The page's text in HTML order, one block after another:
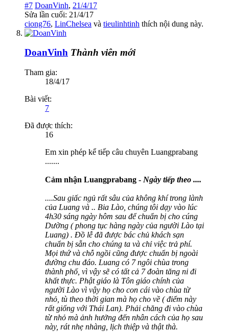
#7 DoanVinh, 21/4/17
Sửa lần cuối: 21/4/17
ciong76, LinChelsea và tieulinhtinh thích nội dung này.
DoanVinh Thành viên mới
Tham gia:
18/4/17
Bài viết:
7
Đã được thích:
16
Em xin phép kể tiếp câu chuyên Luangprabang
.......
Cảm nhận Luangprabang - Ngày tiếp theo ....
....Sau giấc ngủ rất sâu của không khí trong lành
của Luang và .. Bia Lào, chúng tôi dạy vào lúc
4h30 sáng ngày hôm sau để chuẩn bị cho cúng
Dường ( phong tục hàng ngày của người Lào tại
Luang) . Đồ lễ đã được bác chủ khách sạn
chuẩn bị sẵn cho chúng ta và chỉ việc trả phí.
Mọi thứ và chỗ ngồi cũng được chuẩn bị ngoài
đường chu đáo. Luang có 7 ngôi chùa trong
thành phố, vì vậy sẽ có tất cả 7 đoàn tăng ni đi
khất thực. Phật giáo là Tôn giáo chính của
người Lào vì vậy họ cho con cái vào chùa từ
nhỏ, tù theo thời gian mà họ cho về ( điểm này
rất giống với Thái Lan). Phải chăng đi vào chùa
từ nhỏ mà ảnh hưởng đến nhân cách của họ sau
này, rát nhẹ nhàng, lịch thiệp và thật thà.